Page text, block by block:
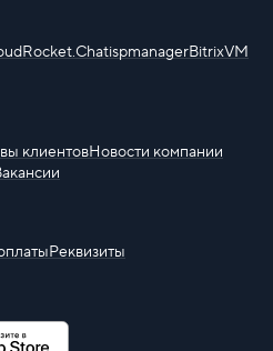
Rocket.ChatispmanagerBitrixVM
клиентовНовости компании
Реквизиты